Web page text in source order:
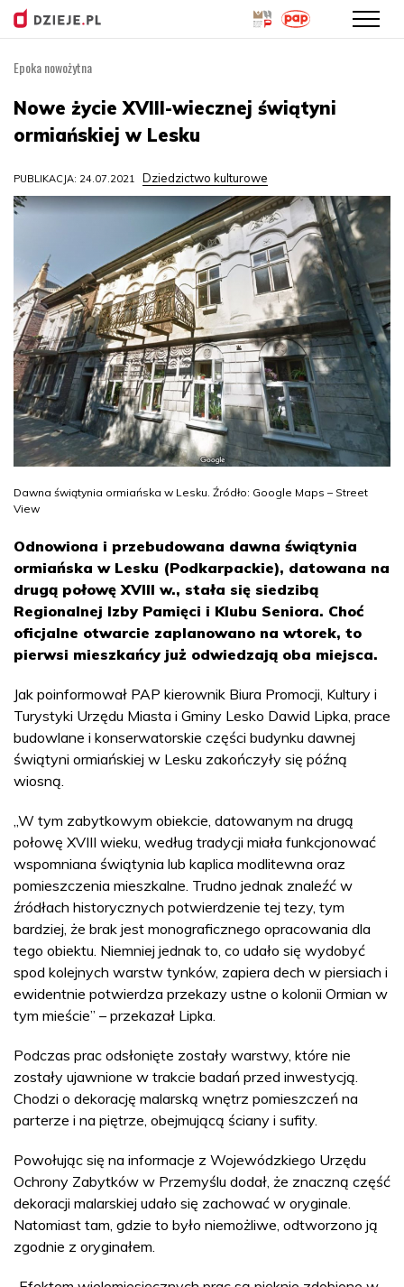
treści
Epoka nowożytna
Nowe życie XVIII-wiecznej świątyni
ormiańskiej w Lesku
PUBLIKACJA: 24.07.2021 Dziedzictwo kulturowe
Dawna świątynia ormiańska w Lesku. Źródło: Google Maps – Street
View
Odnowiona i przebudowana dawna świątynia
ormiańska w Lesku (Podkarpackie), datowana na
drugą połowę XVIII w., stała się siedzibą
Regionalnej Izby Pamięci i Klubu Seniora. Choć
oficjalne otwarcie zaplanowano na wtorek, to
pierwsi mieszkańcy już odwiedzają oba miejsca.
Jak poinformował PAP kierownik Biura Promocji, Kultury i
Turystyki Urzędu Miasta i Gminy Lesko Dawid Lipka, prace
budowlane i konserwatorskie części budynku dawnej
świątyni ormiańskiej w Lesku zakończyły się późną
wiosną.
„W tym zabytkowym obiekcie, datowanym na drugą
połowę XVIII wieku, według tradycji miała funkcjonować
wspomniana świątynia lub kaplica modlitewna oraz
pomieszczenia mieszkalne. Trudno jednak znaleźć w
źródłach historycznych potwierdzenie tej tezy, tym
bardziej, że brak jest monograficznego opracowania dla
tego obiektu. Niemniej jednak to, co udało się wydobyć
spod kolejnych warstw tynków, zapiera dech w piersiach i
ewidentnie potwierdza przekazy ustne o kolonii Ormian w
tym mieście” – przekazał Lipka.
Podczas prac odsłonięte zostały warstwy, które nie
zostały ujawnione w trakcie badań przed inwestycją.
Chodzi o dekorację malarską wnętrz pomieszczeń na
parterze i na piętrze, obejmującą ściany i sufity.
Powołując się na informacje z Wojewódzkiego Urzędu
Ochrony Zabytków w Przemyślu dodał, że znaczną część
dekoracji malarskiej udało się zachować w oryginale.
Natomiast tam, gdzie to było niemożliwe, odtworzono ją
zgodnie z oryginałem.